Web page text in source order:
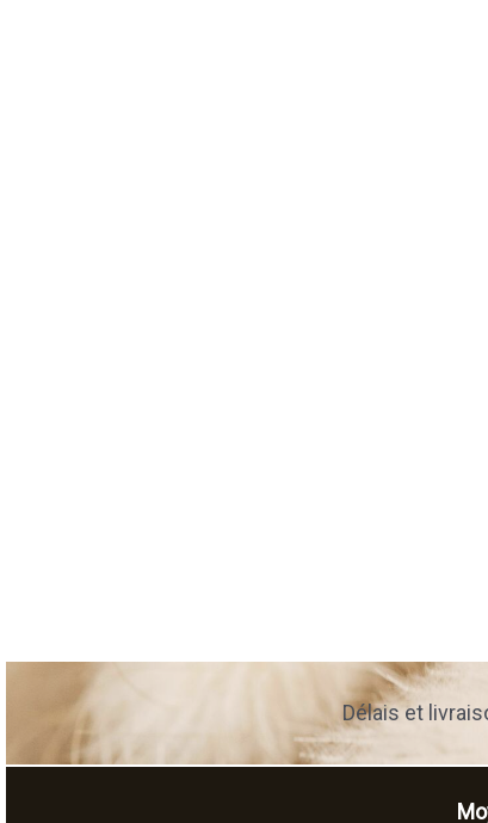
Délais et